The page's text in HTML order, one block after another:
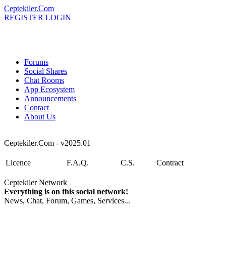
Ceptekiler.Com
REGISTER LOGIN
Forums
Social Shares
Chat Rooms
App Ecosystem
Announcements
Contact
About Us
Ceptekiler.Com - v2025.01
Licence F.A.Q. C.S. Contract
Ceptekiler Network
Everything is on this social network!
News, Chat, Forum, Games, Services...